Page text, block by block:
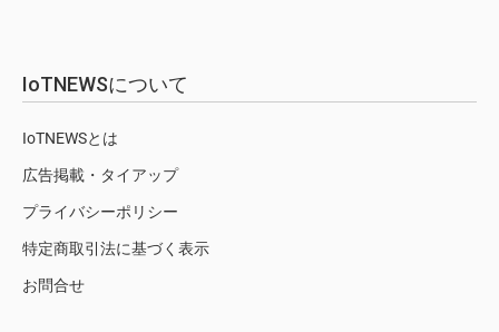
IoTNEWSについて
IoTNEWSとは
広告掲載・タイアップ
プライバシーポリシー
特定商取引法に基づく表示
お問合せ